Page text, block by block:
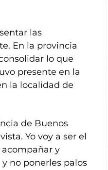
las
En la provincia
lo que
presente en la
la localidad de
de Buenos
Yo voy a ser el
y
no ponerles palos